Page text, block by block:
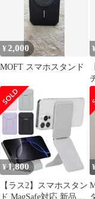
料無料
¥2,000
MOFT スマホスタンド
¥1,800
【ラス2】スマホスタン
ド MagSafe対応 新品未